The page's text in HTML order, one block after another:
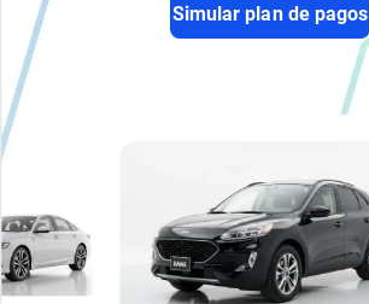
Simular plan de pagos